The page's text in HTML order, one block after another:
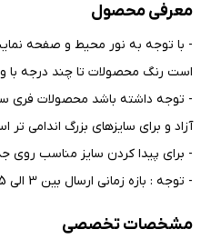
معرفی محصول
- با توجه به نور محیط و صفحه
است رنگ محصولات تا چند درجه با
- توجه داشته باشد محصولات فری
آزاد و برای سایزهای بزرگ اندامی تر
- برای پیدا کردن سایز مناسب روی
- توجه : بازه زمانی ارسال بین 3 الی 15 روز کاری می باشد.
مشخصات تخصصی